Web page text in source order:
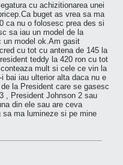
cu achizitionarea unei
buget as vrea sa ma
ca nu o folosesc prea des si
sa iau un model de la
un model ok.Am gasit
cu tot cu antena de 145 la
teddy la 420 ron cu tot
mult si cele ce vin la
bai iau ulterior alta daca nu e
la President care se gasesc
, President Johnson 2 sau
din ele sau are ceva
ma lumineze si pe mine